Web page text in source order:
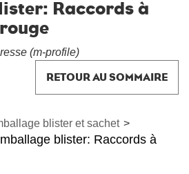
Raccords à
(m-profile)
RETOUR AU SOMMAIRE
blister et sachet >
blister: Raccords à